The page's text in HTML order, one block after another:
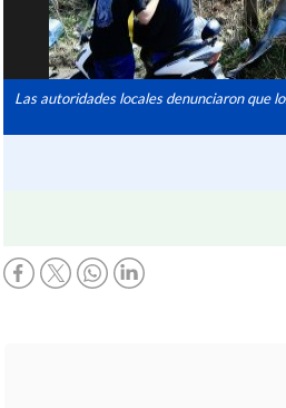
Las autoridades locales denunciaron que